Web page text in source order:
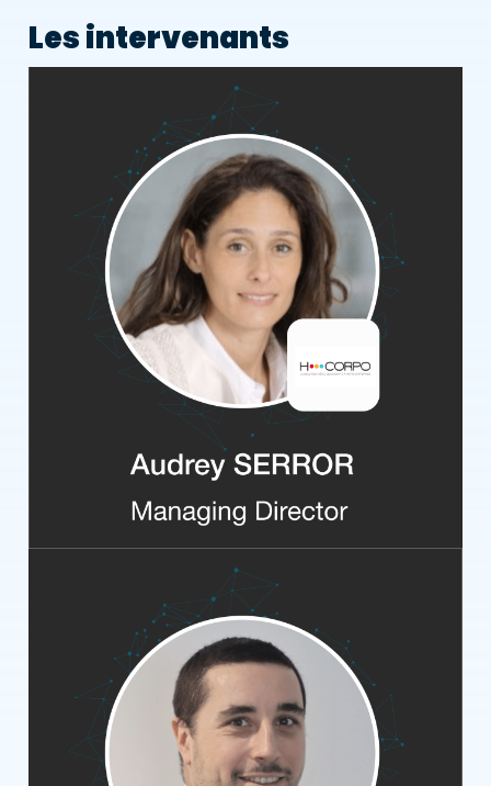
Les intervenants